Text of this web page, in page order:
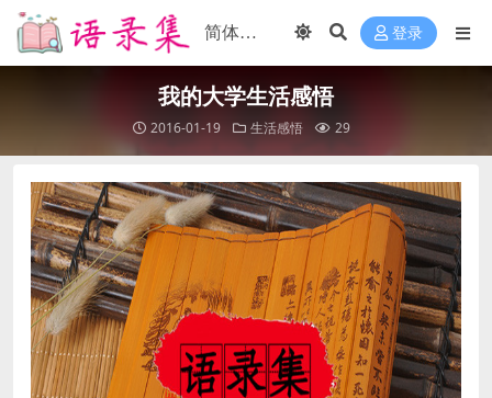
登录
我的大学生活感悟
2016-01-19 生活感悟 29